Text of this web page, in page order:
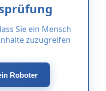
Sie ein Mensch
zuzugreifen
Roboter